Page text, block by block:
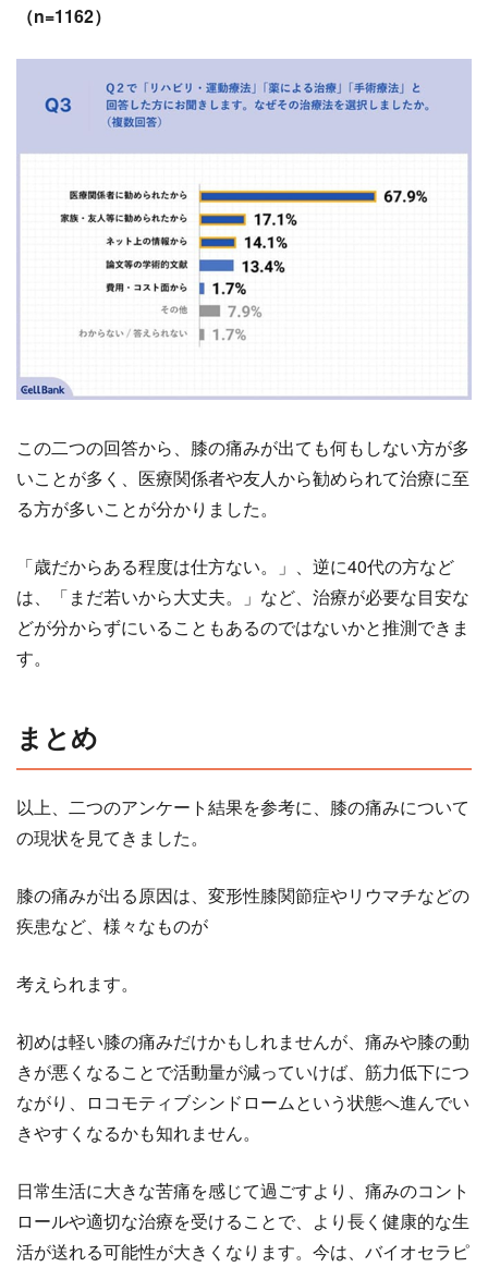
（n=1162）
この二つの回答から、膝の痛みが出ても何もしない方が多
いことが多く、医療関係者や友人から勧められて治療に至
る方が多いことが分かりました。
「歳だからある程度は仕方ない。」、逆に40代の方など
は、「まだ若いから大丈夫。」など、治療が必要な目安な
どが分からずにいることもあるのではないかと推測できま
す。
まとめ
以上、二つのアンケート結果を参考に、膝の痛みについて
の現状を見てきました。
膝の痛みが出る原因は、変形性膝関節症やリウマチなどの
疾患など、様々なものが
考えられます。
初めは軽い膝の痛みだけかもしれませんが、痛みや膝の動
きが悪くなることで活動量が減っていけば、筋力低下につ
ながり、ロコモティブシンドロームという状態へ進んでい
きやすくなるかも知れません。
日常生活に大きな苦痛を感じて過ごすより、痛みのコント
ロールや適切な治療を受けることで、より長く健康的な生
活が送れる可能性が大きくなります。今は、バイオセラピ